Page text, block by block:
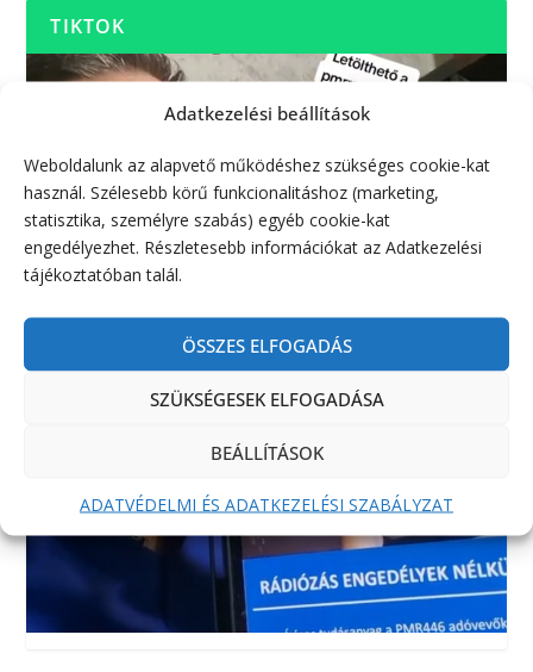
Adatkezelési beállítások
Weboldalunk az alapvető működéshez szükséges cookie-kat
használ. Szélesebb körű funkcionalitáshoz (marketing,
statisztika, személyre szabás) egyéb cookie-kat
engedélyezhet. Részletesebb információkat az Adatkezelési
tájékoztatóban talál.
ÖSSZES ELFOGADÁS
SZÜKSÉGESEK ELFOGADÁSA
BEÁLLÍTÁSOK
ADATVÉDELMI ÉS ADATKEZELÉSI SZABÁLYZAT
TIKTOK